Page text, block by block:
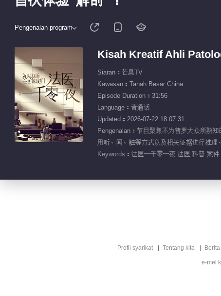
Pengenalan program
Kisah Kreatif Ahli
Siaran：芒果TV
Kawasan：Tanah Besar China
Episode Duration：31:56
Language：普通话
Updated：2026-07-22 18:07:31
Pengenalan：节目聚焦不为普罗大众所熟
用听、闻、触等方式以及相关证据进行推理
Keywords： 法医一千零一夜 法医 科普 案
Profil syarikat Tentang kita
e-mel